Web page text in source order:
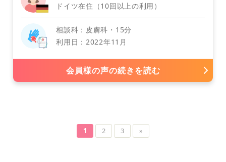
神経内科・外科（脳神経内科・外科）
ドイツ在住（10回以上の利用）
相談科：皮膚科・15分
利用日：2022年11月
会員様の声の続きを読む
1 2 3 »